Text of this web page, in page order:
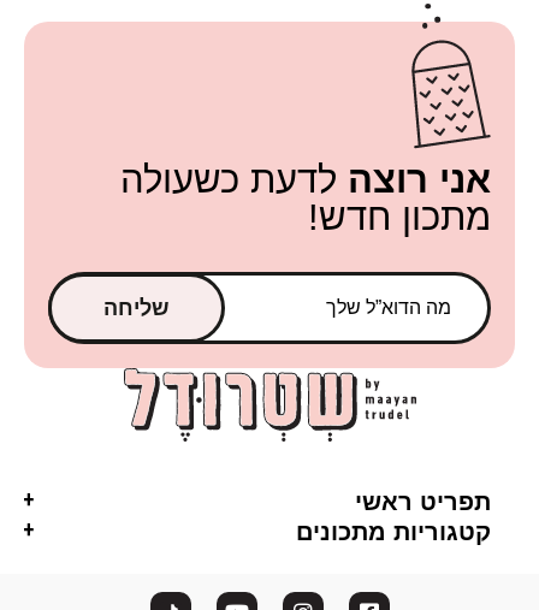
אני רוצה לדעת כשעולה
מתכון חדש!
שליחה
תפריט ראשי
קטגוריות מתכונים
ארוחה בסיר אחד
טבעוני